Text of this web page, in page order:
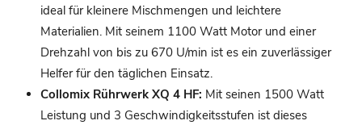
ideal für kleinere Mischmengen und leichtere
Materialien. Mit seinem 1100 Watt Motor und einer
Drehzahl von bis zu 670 U/min ist es ein zuverlässiger
Helfer für den täglichen Einsatz.
Collomix Rührwerk XQ 4 HF: Mit seinen 1500 Watt
Leistung und 3 Geschwindigkeitsstufen ist dieses